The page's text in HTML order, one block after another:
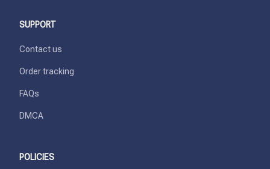
SUPPORT
Contact us
Order tracking
FAQs
DMCA
POLICIES